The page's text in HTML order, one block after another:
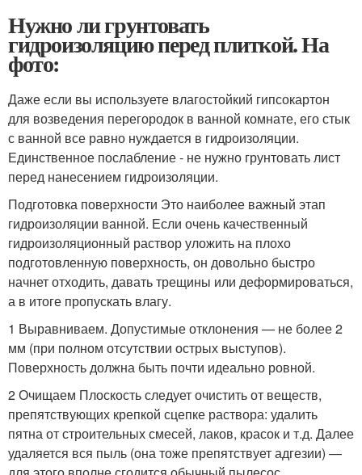
Нужно ли грунтовать
гидроизоляцию перед плиткой. На
фото:
Даже если вы используете влагостойкий гипсокартон
для возведения перегородок в ванной комнате, его стык
с ванной все равно нуждается в гидроизоляции.
Единственное послабление - не нужно грунтовать лист
перед нанесением гидроизоляции.
Подготовка поверхности Это наиболее важный этап
гидроизоляции ванной. Если очень качественный
гидроизоляционный раствор уложить на плохо
подготовленную поверхность, он довольно быстро
начнет отходить, давать трещины или деформироваться,
а в итоге пропускать влагу.
1 Выравниваем. Допустимые отклонения — не более 2
мм (при полном отсутствии острых выступов).
Поверхность должна быть почти идеально ровной.
2 Очищаем Плоскость следует очистить от веществ,
препятствующих крепкой сцепке раствора: удалить
пятна от строительных смесей, лаков, красок и т.д. Далее
удаляется вся пыль (она тоже препятствует адгезии) —